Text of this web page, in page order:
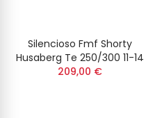
Silencioso Fmf Shorty
Husaberg Te 250/300 11-14
209,00 €